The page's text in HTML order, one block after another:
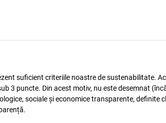
suficient criteriile noastre de sustenabilitate.
3 puncte. Din acest motiv, nu este desemnat
sociale și economice transparente, definite